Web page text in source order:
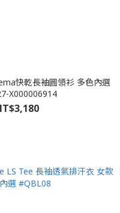
快乾長袖圓領衫 多色內選
X000006914